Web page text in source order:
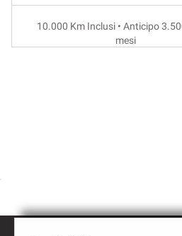
10.000 Km Inclusi • Anticipo
mesi